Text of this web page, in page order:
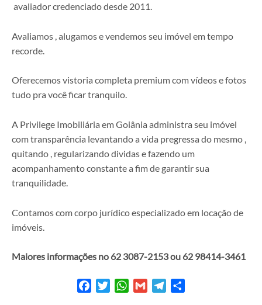
avaliador credenciado desde 2011.
Avaliamos , alugamos e vendemos seu imóvel em tempo
recorde.
Oferecemos vistoria completa premium com vídeos e fotos
tudo pra você ficar tranquilo.
A Privilege Imobiliária em Goiânia administra seu imóvel
com transparência levantando a vida pregressa do mesmo ,
quitando , regularizando dividas e fazendo um
acompanhamento constante a fim de garantir sua
tranquilidade.
Contamos com corpo jurídico especializado em locação de
imóveis.
Maiores informações no 62 3087-2153 ou 62 98414-3461
FacebookTwitterWhatsApp
Gmail Telegram